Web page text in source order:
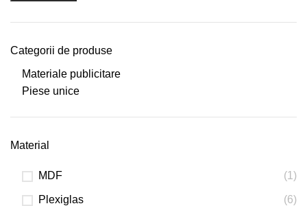
Categorii de produse
Materiale publicitare
Piese unice
Material
MDF (1)
Plexiglas (6)